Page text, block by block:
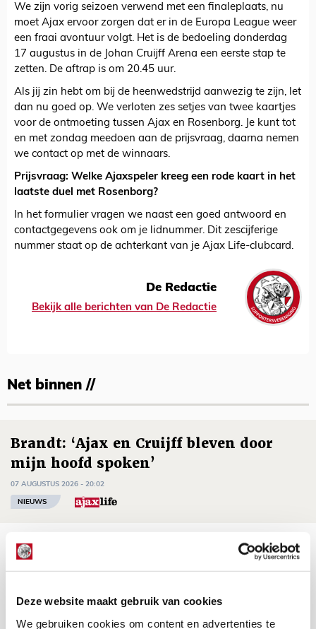
Deze website maakt gebruik van cookies
We gebruiken cookies om content en advertenties te
We zijn vorig seizoen verwend met een finaleplaats, nu
moet Ajax ervoor zorgen dat er in de Europa League weer
een fraai avontuur volgt. Het is de bedoeling donderdag
17 augustus in de Johan Cruijff Arena een eerste stap te
zetten. De aftrap is om 20.45 uur.
Als jij zin hebt om bij de heenwedstrijd aanwezig te zijn, let
dan nu goed op. We verloten zes setjes van twee kaartjes
voor de ontmoeting tussen Ajax en Rosenborg. Je kunt tot
en met zondag meedoen aan de prijsvraag, daarna nemen
we contact op met de winnaars.
Prijsvraag: Welke Ajaxspeler kreeg een rode kaart in het
laatste duel met Rosenborg?
In het formulier vragen we naast een goed antwoord en
contactgegevens ook om je lidnummer. Dit zescijferige
nummer staat op de achterkant van je Ajax Life-clubcard.
De Redactie
Bekijk alle berichten van De Redactie
Net binnen //
Brandt: ‘Ajax en Cruijff bleven door
mijn hoofd spoken’
07 AUGUSTUS 2026 - 20:02
NIEUWS
Míchel geeft blessure-update en
spreekt over Godts, Baas en
07 AUGUSTUS 2026 - 14:13
NIEUWS